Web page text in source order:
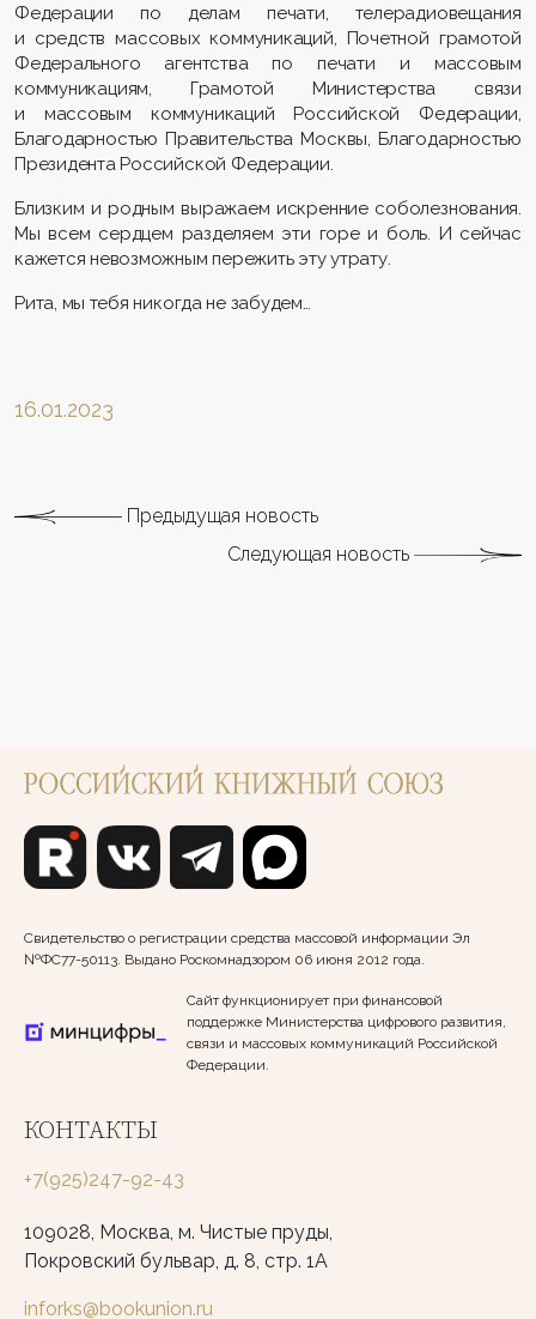
Федерации по делам печати, телерадиовещания
и средств массовых коммуникаций, Почетной грамотой
Федерального агентства по печати и массовым
коммуникациям, Грамотой Министерства связи
и массовым коммуникаций Российской Федерации,
Благодарностью Правительства Москвы, Благодарностью
Президента Российской Федерации.
Близким и родным выражаем искренние соболезнования.
Мы всем сердцем разделяем эти горе и боль. И сейчас
кажется невозможным пережить эту утрату.
Рита, мы тебя никогда не забудем…
16.01.2023
Предыдущая новость
Следующая новость
Свидетельство о регистрации средства массовой информации Эл
№ФС77-50113. Выдано Роскомнадзором 06 июня 2012 года.
Сайт функционирует при финансовой
поддержке Министерства цифрового развития,
связи и массовых коммуникаций Российской
Федерации.
КОНТАКТЫ
+7(925)247-92-43
109028, Москва, м. Чистые пруды,
Покровский бульвар, д. 8, стр. 1А
inforks@bookunion.ru